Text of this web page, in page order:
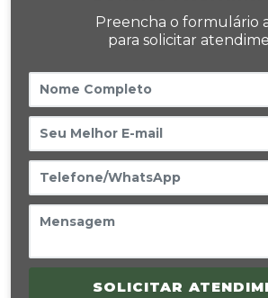
Preencha o formulário
para solicitar
SOLICITAR